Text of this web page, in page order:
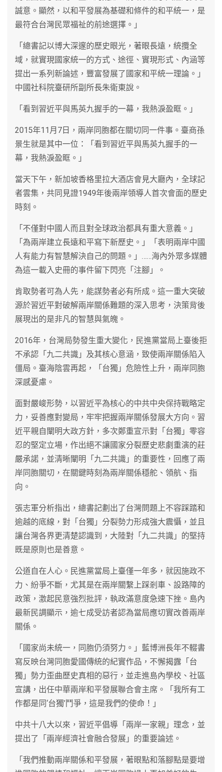
誠意。顯然，以和平發展為基礎和條件的和平統一，是
最符合台灣民眾福祉的前途選擇。」
「總書記以博大深邃的歷史眼光，著眼長遠，統攬全
域，就實現國家統一的方式、途徑、實現形式、內涵等
提出一系列新論述，豐富發展了國家和平統一理論。」
中國社科院臺研所副所長朱衛東說。
「看到習近平與馬英九握手的一幕，我熱淚盈眶。」
2015年11月7日，兩岸同胞都在關切同一件事。臺商孫
景生就是其中一位：「看到習近平與馬英九握手的一
幕，我熱淚盈眶。」
當天下午，新加坡香格里拉大酒店會見大廳內，全球記
者雲集，共同見證1949年後兩岸領導人首次會面的歷史
時刻。
「不僅對中國人而且對全球政治都具有重大意義。」
「為兩岸建立長遠和平寫下新歷史。」「表明兩岸中國
人有能力有智慧解決自己的問題。」……海內外眾多媒體
為這一載入史冊的事件留下閃亮「注腳」。
肯取勢者可為人先，能謀勢者必有所成。這一重大突破
源於習近平對破解兩岸關係難題的深入思考，決策背後
展現出的是非凡的智慧與氣魄。
2016年，台灣局勢發生重大變化，民進黨當局上臺後拒
不承認「九二共識」及其核心意涵，致使兩岸關係陷入
僵局。臺海陰雲再起，「台獨」危險性上升，兩岸同胞
深感憂慮。
面對嚴峻形勢，以習近平為核心的中共中央保持戰略定
力，妥善應對變局，牢牢把握兩岸關係發展大方向。習
近平親自闡明大政方針，多次鄭重宣示對「台獨」零容
忍的堅定立場，作出絕不讓國家分裂歷史悲劇重演的莊
嚴承諾，並清晰闡明「九二共識」的重要性，回應了兩
岸同胞關切，在關鍵時刻為兩岸關係穩舵、領航、指
向。
張志軍分析指出，總書記劃出了台灣問題上不容踩踏和
逾越的底線，對「台獨」分裂勢力形成強大震懾，並且
讓台灣各界更清楚認識到，大陸對「九二共識」的堅持
既是原則也是善意。
公道自在人心。民進黨當局上臺僅一年多，就因施政不
力、紛爭不斷，尤其是在兩岸關繫上踩剎車、設路障的
政策，激起民意強烈批評，執政滿意度急速下挫。島內
最新民調顯示，逾七成受訪者認為當局應切實改善兩岸
關係。
「國家尚未統一，同胞仍須努力。」藍博洲長年不輟書
寫反映台灣同胞愛國傳統的紀實作品，不懈揭露「台
獨」勢力歪曲歷史真相的惡行，並走進島內學校、社區
宣講，出任中華兩岸和平發展聯合會主席。「我所有工
作都是同‘台獨’鬥爭，這是我們的使命！」
中共十八大以來，習近平倡導「兩岸一家親」理念，並
提出了「兩岸經濟社會融合發展」的重要論述。
「我們推動兩岸關係和平發展，著眼點和落腳點是要增